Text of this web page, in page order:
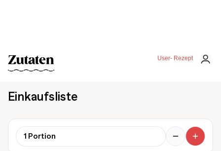
User- Rezept
Zutaten